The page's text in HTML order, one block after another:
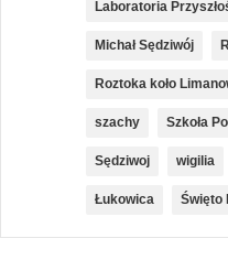
Laboratoria
Michał Sędziwój
Roztoka koło
szachy Szkoła
Sędziwoj wigilia
Łukowica Święto